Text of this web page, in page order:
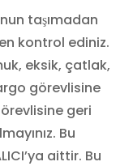
taşımadan
kontrol ediniz.
eksik, çatlak,
görevlisine
geri
Bu
aittir. Bu